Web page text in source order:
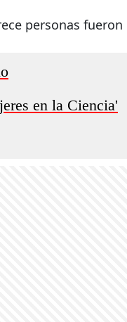
personas fueron
en la Ciencia'